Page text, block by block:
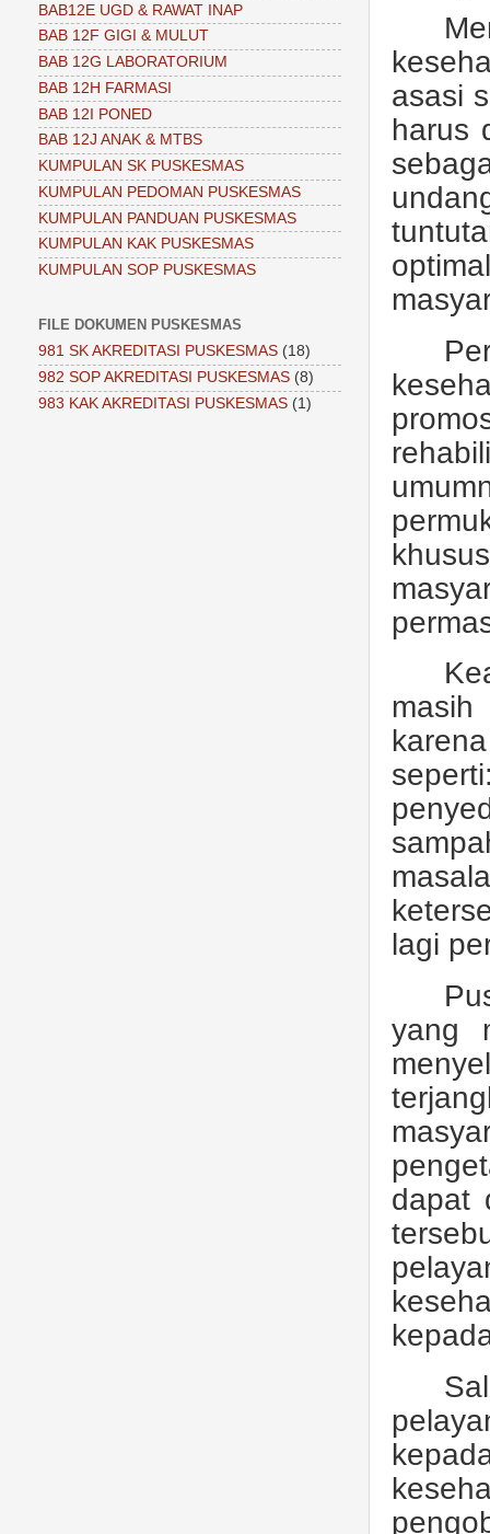
asasi
harus
lagi
yang
dapat
BAB12E UGD & RAWAT INAP
BAB 12F GIGI & MULUT
BAB 12G LABORATORIUM
BAB 12H FARMASI
BAB 12I PONED
BAB 12J ANAK & MTBS
KUMPULAN SK PUSKESMAS
KUMPULAN PEDOMAN PUSKESMAS
KUMPULAN PANDUAN PUSKESMAS
KUMPULAN KAK PUSKESMAS
KUMPULAN SOP PUSKESMAS
FILE DOKUMEN PUSKESMAS
981 SK AKREDITASI PUSKESMAS (18)
982 SOP AKREDITASI PUSKESMAS (8)
983 KAK AKREDITASI PUSKESMAS (1)